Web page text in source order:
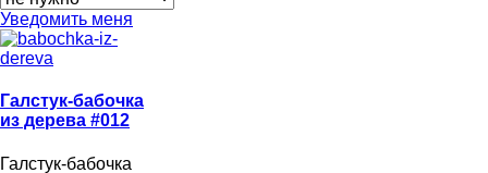
Уведомить меня
Галстук-бабочка
из дерева #012
Галстук-бабочка